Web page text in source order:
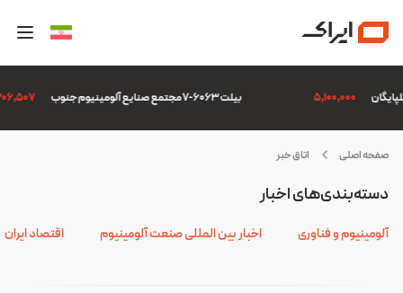
بیلت 6063-7 مجتمع صنایع آلومینیوم جنوب 5,100,000
صفحه اصلی اتاق خبر
برجامدسته‌بندی‌های اخبار
آلومینیوم و فناوری اخبار بین المللی صنعت آلومینیوم اقتصاد ایران